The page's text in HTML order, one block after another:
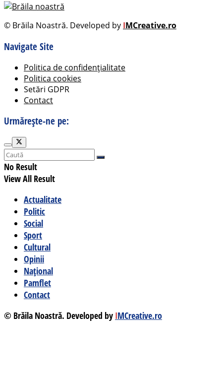
© Brăila Noastră. Developed by IMCreative.ro
Navigate Site
Politica de confidențialitate
Politica cookies
Setări GDPR
Contact
Urmărește-ne pe:
No Result
View All Result
Actualitate
Politic
Social
Sport
Cultural
Opinii
Național
Pamflet
Contact
© Brăila Noastră. Developed by IMCreative.ro